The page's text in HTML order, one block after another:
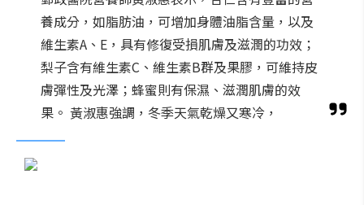
養成分，如脂肪油，可增加身體油脂含量，以及
維生素A、E，具有修復受損肌膚及滋潤的功效；
梨子含有維生素C、維生素B群及果膠，可維持皮
膚彈性及光澤；蜂蜜則有保濕、滋潤肌膚的效
果。 黃淑惠強調，冬季天氣乾燥又寒冷，